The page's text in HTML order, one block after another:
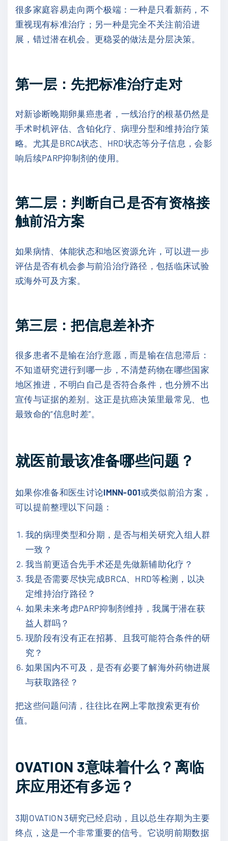
很多家庭容易走向两个极端：一种是只看新药，不
重视现有标准治疗；另一种是完全不关注前沿进
展，错过潜在机会。更稳妥的做法是分层决策。
第一层：先把标准治疗走对
对新诊断晚期卵巢癌患者，一线治疗的根基仍然是
手术时机评估、含铂化疗、病理分型和维持治疗策
略。尤其是BRCA状态、HRD状态等分子信息，会影
响后续PARP抑制剂的使用。
第二层：判断自己是否有资格接
触前沿方案
如果病情、体能状态和地区资源允许，可以进一步
评估是否有机会参与前沿治疗路径，包括临床试验
或海外可及方案。
第三层：把信息差补齐
很多患者不是输在治疗意愿，而是输在信息滞后：
不知道研究进行到哪一步，不清楚药物在哪些国家
地区推进，不明白自己是否符合条件，也分辨不出
宣传与证据的差别。这正是抗癌决策里最常见、也
最致命的“信息时差”。
就医前最该准备哪些问题？
如果你准备和医生讨论IMNN-001或类似前沿方案，
可以提前整理以下问题：
我的病理类型和分期，是否与相关研究入组人群
一致？
我当前更适合先手术还是先做新辅助化疗？
我是否需要尽快完成BRCA、HRD等检测，以决
定维持治疗路径？
如果未来考虑PARP抑制剂维持，我属于潜在获
益人群吗？
现阶段有没有正在招募、且我可能符合条件的研
究？
如果国内不可及，是否有必要了解海外药物进展
与获取路径？
把这些问题问清，往往比在网上零散搜索更有价
值。
OVATION 3意味着什么？离临
床应用还有多远？
3期OVATION 3研究已经启动，且以总生存期为主要
终点，这是一个非常重要的信号。它说明前期数据